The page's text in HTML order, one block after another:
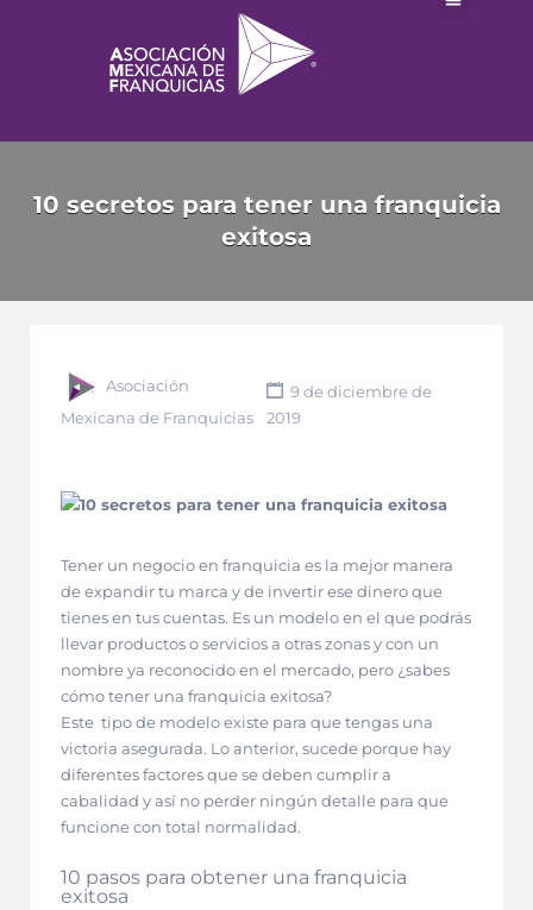
10 secretos para tener una franquicia
exitosa
Asociación
Mexicana de Franquicias
9 de diciembre de
2019
Tener un negocio en franquicia es la mejor manera
de expandir tu marca y de invertir ese dinero que
tienes en tus cuentas. Es un modelo en el que podrás
llevar productos o servicios a otras zonas y con un
nombre ya reconocido en el mercado, pero ¿sabes
cómo tener una franquicia exitosa?
Este tipo de modelo existe para que tengas una
victoria asegurada. Lo anterior, sucede porque hay
diferentes factores que se deben cumplir a
cabalidad y así no perder ningún detalle para que
funcione con total normalidad.
10 pasos para obtener una franquicia
exitosa